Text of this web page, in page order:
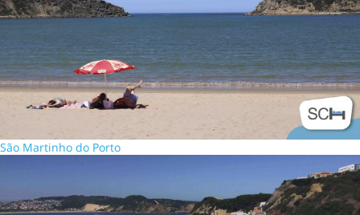
São Martinho do Porto